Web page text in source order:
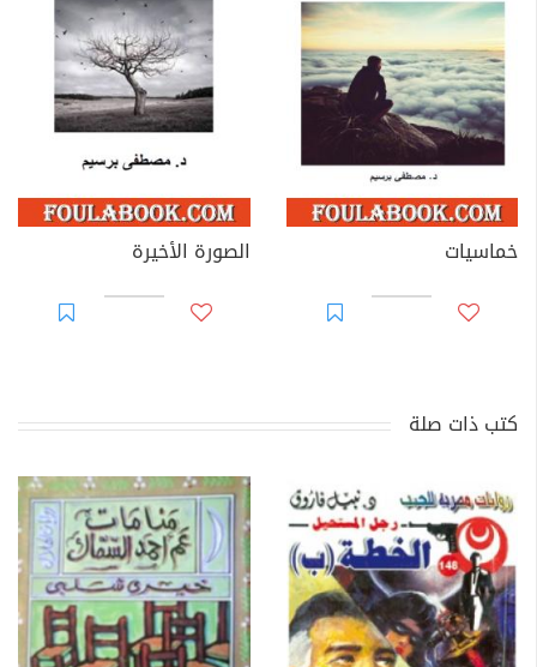
خماسيات الصورة الأخيرة
كتب ذات صلة